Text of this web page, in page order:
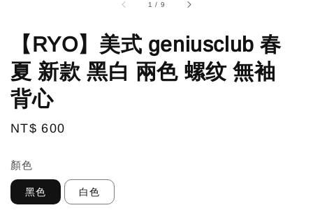
1 / 9
【RYO】美式 geniusclub 春
夏 新款 黑白 兩色 螺纹 無袖
背心
Regular
NT$ 600
顏色
黑色 白色